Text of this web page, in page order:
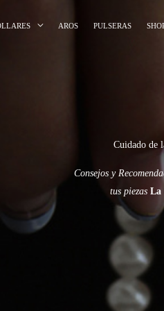
AROS PULSERAS
Cuidado de
Consejos y
tus piezas La